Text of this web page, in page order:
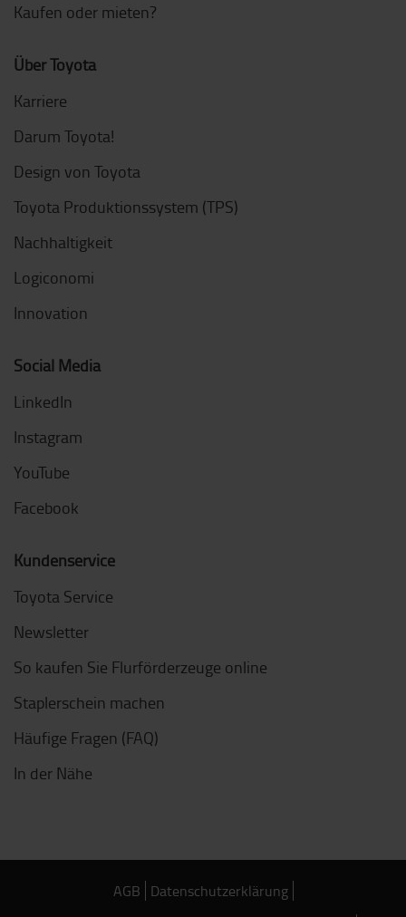
Kaufen oder mieten?
Über Toyota
Karriere
Darum Toyota!
Design von Toyota
Toyota Produktionssystem (TPS)
Nachhaltigkeit
Logiconomi
Innovation
Social Media
LinkedIn
Instagram
YouTube
Facebook
Kundenservice
Toyota Service
Newsletter
So kaufen Sie Flurförderzeuge online
Staplerschein machen
Häufige Fragen (FAQ)
In der Nähe
AGB Datenschutzerklärung